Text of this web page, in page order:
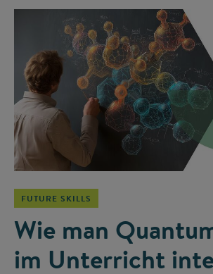
FUTURE SKILLS
Wie man
im Unterricht